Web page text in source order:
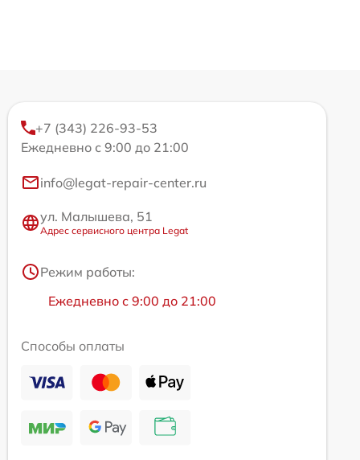
+7 (343) 226-93-53
Ежедневно с 9:00 до 21:00
info@legat-repair-center.ru
ул. Малышева, 51
Адрес сервисного центра Legat
Режим работы:
Ежедневно с 9:00 до 21:00
Способы оплаты